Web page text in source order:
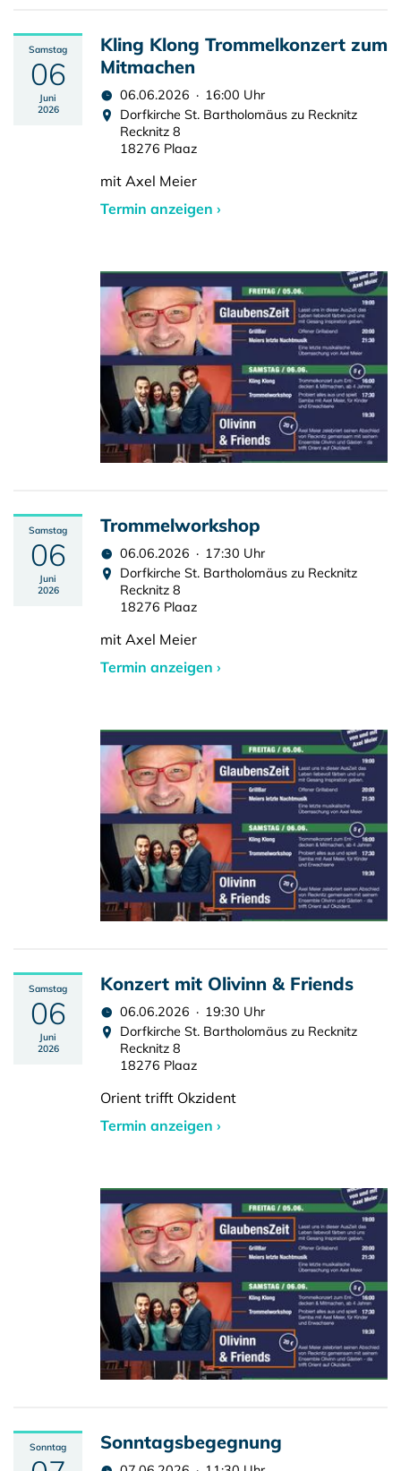
Samstag
06
Juni
2026
Kling Klong Trommelkonzert zum
Mitmachen
06.06.2026 · 16:00 Uhr
Dorfkirche St. Bartholomäus zu Recknitz
Recknitz 8
18276 Plaaz
mit Axel Meier
Termin anzeigen ›
Samstag
06
Juni
2026
Trommelworkshop
06.06.2026 · 17:30 Uhr
Dorfkirche St. Bartholomäus zu Recknitz
Recknitz 8
18276 Plaaz
mit Axel Meier
Termin anzeigen ›
Samstag
06
Juni
2026
Konzert mit Olivinn & Friends
06.06.2026 · 19:30 Uhr
Dorfkirche St. Bartholomäus zu Recknitz
Recknitz 8
18276 Plaaz
Orient trifft Okzident
Termin anzeigen ›
Sonntag Sonntagsbegegnung